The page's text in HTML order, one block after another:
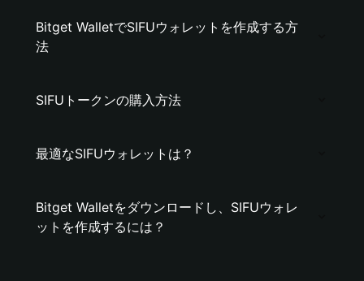
Bitget WalletでSIFUウォレットを作成する方
法
SIFUトークンの購入方法
最適なSIFUウォレットは？
Bitget Walletをダウンロードし、SIFUウォレ
ットを作成するには？